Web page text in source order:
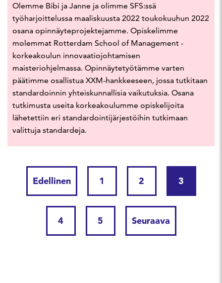
Olemme Bibi ja Janne ja olimme SFS:ssä
työharjoittelussa maaliskuusta 2022 toukokuuhun 2022
osana opinnäyteprojektejamme. Opiskelimme
molemmat Rotterdam School of Management -
korkeakoulun innovaatiojohtamisen
maisteriohjelmassa. Opinnäytetyötämme varten
päätimme osallistua XXM-hankkeeseen, jossa tutkitaan
standardoinnin yhteiskunnallisia vaikutuksia. Osana
tutkimusta useita korkeakoulumme opiskelijoita
lähetettiin eri standardointijärjestöihin tutkimaan
valittuja standardeja.
Edellinen 1 2 3
4 5 Seuraava